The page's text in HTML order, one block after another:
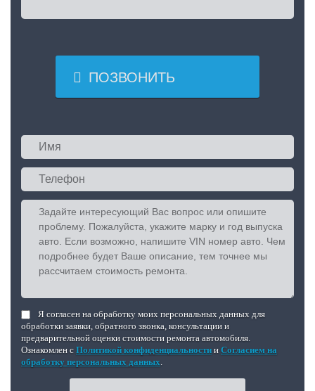
 ПОЗВОНИТЬ
Я согласен на обработку моих персональных данных для
обработки заявки, обратного звонка, консультации и
предварительной оценки стоимости ремонта автомобиля.
Ознакомлен с Политикой конфиденциальности и Согласием на
обработку персональных данных